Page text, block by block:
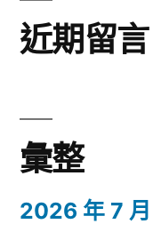
近期留言
彙整
2026 年 7 月